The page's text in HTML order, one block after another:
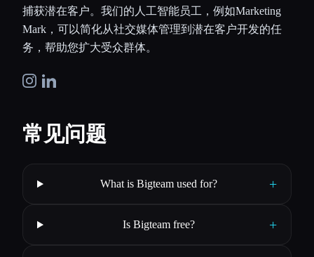
捕获潜在客户。我们的人工智能员工，例如Marketing
Mark，可以简化从社交媒体管理到潜在客户开发的任
务，帮助您扩大受众群体。
常见问题
What is Bigteam used for? +
Is Bigteam free? +